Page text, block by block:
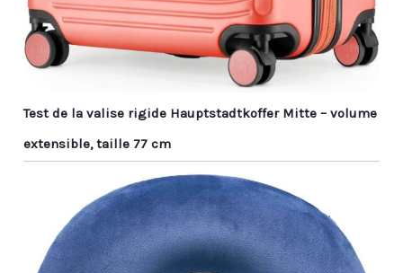
Test de la valise rigide Hauptstadtkoffer Mitte – volume
extensible, taille 77 cm